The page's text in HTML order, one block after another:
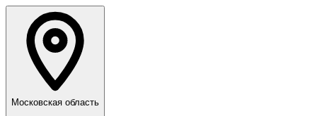
Московская область